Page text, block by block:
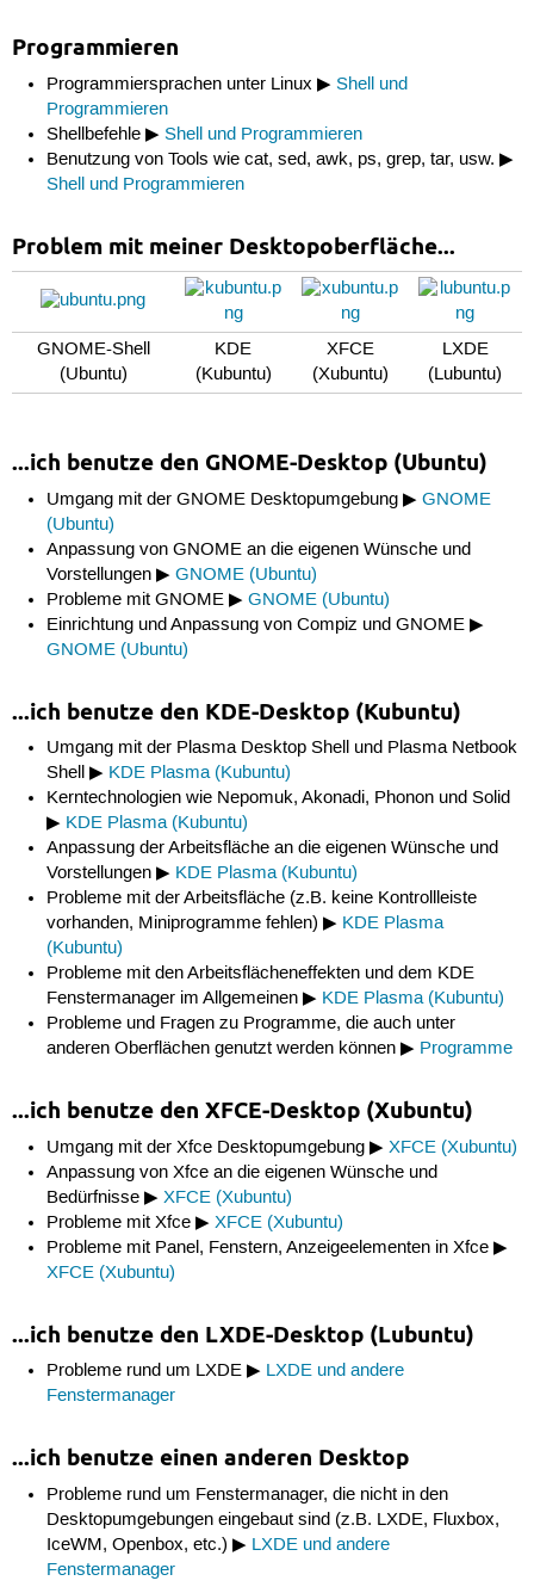
Programmieren
Programmiersprachen unter Linux ▶Shell und
Programmieren
Shellbefehle ▶Shell und Programmieren
Benutzung von Tools wie cat, sed, awk, ps, grep, tar, usw. ▶
Shell und Programmieren
Problem mit meiner Desktopoberfläche...
GNOME-Shell
(Ubuntu)
KDE
(Kubuntu)
XFCE
(Xubuntu)
LXDE
(Lubuntu)
...ich benutze den GNOME-Desktop (Ubuntu)
Umgang mit der GNOME Desktopumgebung ▶GNOME
(Ubuntu)
Anpassung von GNOME an die eigenen Wünsche und
Vorstellungen ▶GNOME (Ubuntu)
Probleme mit GNOME ▶GNOME (Ubuntu)
Einrichtung und Anpassung von Compiz und GNOME ▶
GNOME (Ubuntu)
...ich benutze den KDE-Desktop (Kubuntu)
Umgang mit der Plasma Desktop Shell und Plasma Netbook
Shell ▶ KDE Plasma (Kubuntu)
Kerntechnologien wie Nepomuk, Akonadi, Phonon und Solid
▶ KDE Plasma (Kubuntu)
Anpassung der Arbeitsfläche an die eigenen Wünsche und
Vorstellungen ▶ KDE Plasma (Kubuntu)
Probleme mit der Arbeitsfläche (z.B. keine Kontrollleiste
vorhanden, Miniprogramme fehlen) ▶ KDE Plasma
(Kubuntu)
Probleme mit den Arbeitsflächeneffekten und dem KDE
Fenstermanager im Allgemeinen ▶ KDE Plasma (Kubuntu)
Probleme und Fragen zu Programme, die auch unter
anderen Oberflächen genutzt werden können ▶ Programme
...ich benutze den XFCE-Desktop (Xubuntu)
Umgang mit der Xfce Desktopumgebung ▶XFCE (Xubuntu)
Anpassung von Xfce an die eigenen Wünsche und
Bedürfnisse ▶XFCE (Xubuntu)
Probleme mit Xfce ▶XFCE (Xubuntu)
Probleme mit Panel, Fenstern, Anzeigeelementen in Xfce ▶
XFCE (Xubuntu)
...ich benutze den LXDE-Desktop (Lubuntu)
Probleme rund um LXDE ▶ LXDE und andere
Fenstermanager
...ich benutze einen anderen Desktop
Probleme rund um Fenstermanager, die nicht in den
Desktopumgebungen eingebaut sind (z.B. LXDE, Fluxbox,
IceWM, Openbox, etc.) ▶ LXDE und andere
Fenstermanager